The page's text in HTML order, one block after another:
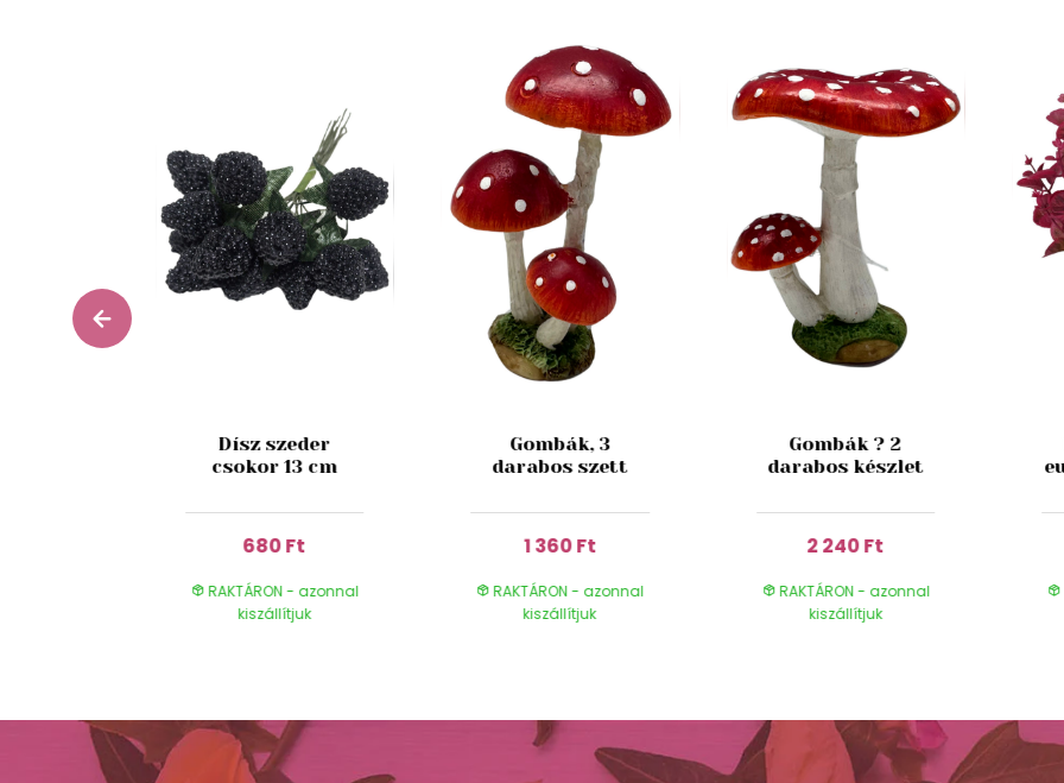
Dísz szeder
csokor 13 cm
680 Ft
RAKTÁRON - azonnal
kiszállítjuk
Gombák, 3
darabos szett
1 360 Ft
RAKTÁRON - azonnal
kiszállítjuk
Gombák ? 2
darabos készlet
2 240 Ft
RAKTÁRON - azonnal
kiszállítjuk